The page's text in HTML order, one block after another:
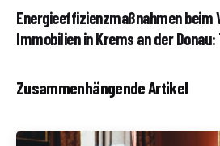
Energieeffizienzmaßnahmen beim
Immobilien in Krems an der
Zusammenhängende Artikel